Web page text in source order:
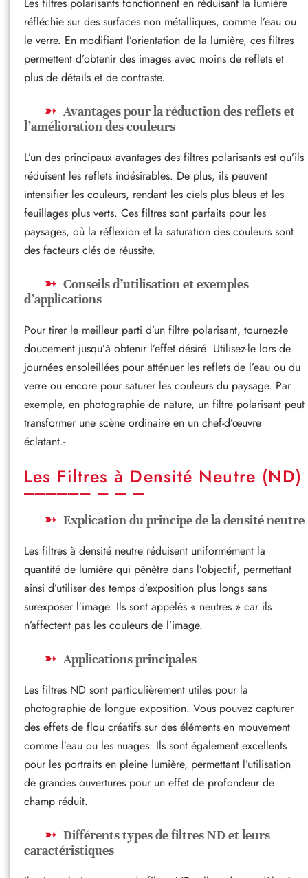
réfléchie sur des surfaces non métalliques, comme l’eau ou
le verre. En modifiant l’orientation de la lumière, ces filtres
permettent d’obtenir des images avec moins de reflets et
plus de détails et de contraste.
Avantages pour la réduction des reflets et
l’amélioration des couleurs
L’un des principaux avantages des filtres polarisants est qu’ils
réduisent les reflets indésirables. De plus, ils peuvent
intensifier les couleurs, rendant les ciels plus bleus et les
feuillages plus verts. Ces filtres sont parfaits pour les
paysages, où la réflexion et la saturation des couleurs sont
des facteurs clés de réussite.
Conseils d’utilisation et exemples
d’applications
Pour tirer le meilleur parti d’un filtre polarisant, tournez-le
doucement jusqu’à obtenir l’effet désiré. Utilisez-le lors de
journées ensoleillées pour atténuer les reflets de l’eau ou du
verre ou encore pour saturer les couleurs du paysage. Par
exemple, en photographie de nature, un filtre polarisant peut
transformer une scène ordinaire en un chef-d’œuvre
éclatant.-
Les Filtres à Densité Neutre (ND)
Explication du principe de la densité neutre
Les filtres à densité neutre réduisent uniformément la
quantité de lumière qui pénètre dans l’objectif, permettant
ainsi d’utiliser des temps d’exposition plus longs sans
surexposer l’image. Ils sont appelés « neutres » car ils
n’affectent pas les couleurs de l’image.
Applications principales
Les filtres ND sont particulièrement utiles pour la
photographie de longue exposition. Vous pouvez capturer
des effets de flou créatifs sur des éléments en mouvement
comme l’eau ou les nuages. Ils sont également excellents
pour les portraits en pleine lumière, permettant l’utilisation
de grandes ouvertures pour un effet de profondeur de
champ réduit.
Différents types de filtres ND et leurs
caractéristiques